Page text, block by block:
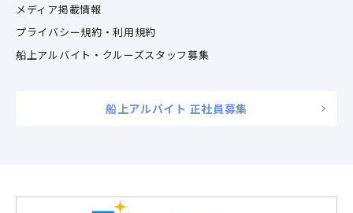
メディア掲載情報
プライバシー規約・利用規約
船上アルバイト・クルーズスタッフ募集
船上アルバイト 正社員募集